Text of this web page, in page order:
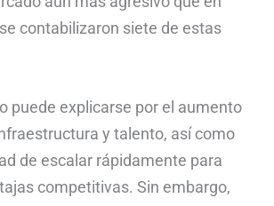
contabilizaron siete de estas
puede explicarse por el aumento
y talento, así como
de escalar rápidamente para
competitivas. Sin embargo,